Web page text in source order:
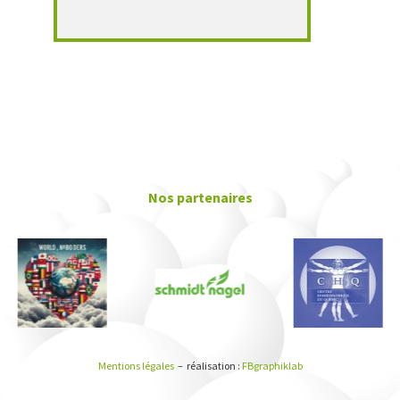
Nos partenaires
Mentions légales– réalisation : FBgraphiklab